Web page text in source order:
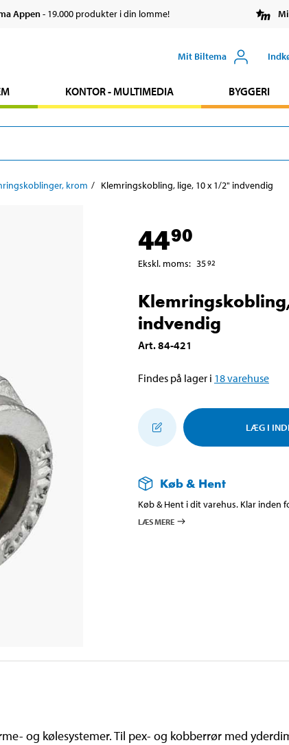
Appen- 19.000 produkter i din lomme!
Mit Biltema
KONTOR - MULTIMEDIA BYGGERI
krom Klemringskobling, lige, 10 x 1/2" indvendig
4490
Ekskl. moms: 3592
indvendig
Art.84-421
Findes på lager i 18varehuse
LÆG I
Køb & Hent
Køb & Hent i dit varehus. Klar inden
LÆS MERE
og kølesystemer. Til pex- og kobberrør med